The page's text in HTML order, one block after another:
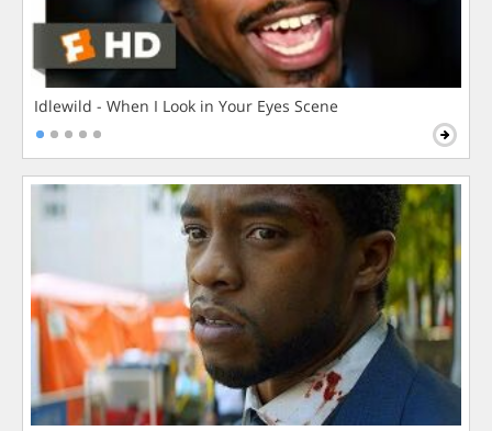
Idlewild - When I Look in Your Eyes Scene